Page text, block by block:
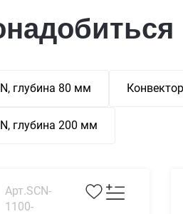
глубина 80 мм
глубина 200 мм
Арт.SCN-
1100-